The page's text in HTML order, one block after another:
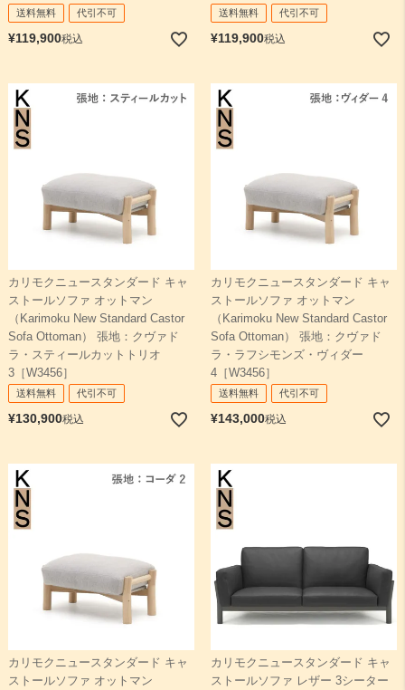
送料無料 代引不可
¥119,900税込
送料無料 代引不可
¥119,900税込
カリモクニュースタンダード キャ
ストールソファ オットマン
（Karimoku New Standard Castor
Sofa Ottoman） 張地：クヴァド
ラ・スティールカットトリオ
3［W3456］
送料無料 代引不可
¥130,900税込
カリモクニュースタンダード キャ
ストールソファ オットマン
（Karimoku New Standard Castor
Sofa Ottoman） 張地：クヴァド
ラ・ラフシモンズ・ヴィダー
4［W3456］
送料無料 代引不可
¥143,000税込
カリモクニュースタンダード キャ
ストールソファ オットマン
カリモクニュースタンダード キャ
ストールソファ レザー 3シーター